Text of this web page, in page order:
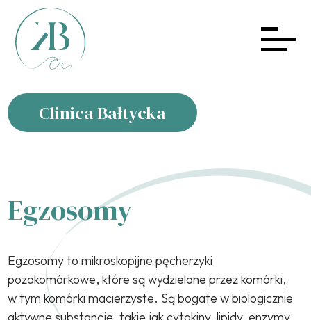
Clinica Bałtycka
Egzosomy
Egzosomy to mikroskopijne pęcherzyki
pozakomórkowe, które są wydzielane przez komórki,
w tym komórki macierzyste. Są bogate w biologicznie
aktywne substancje, takie jak cytokiny, lipidy, enzymy,